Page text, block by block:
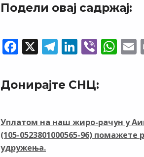
Подели овај садржај:
F
e
b
o
k
X T
e
gr
m
Li
k
e
n
Vi
er
W
p
p
Донирајте СНЦ:
Уплатом на наш жиро-рачун у
(105-0523801000565-96) помажете
удружења.